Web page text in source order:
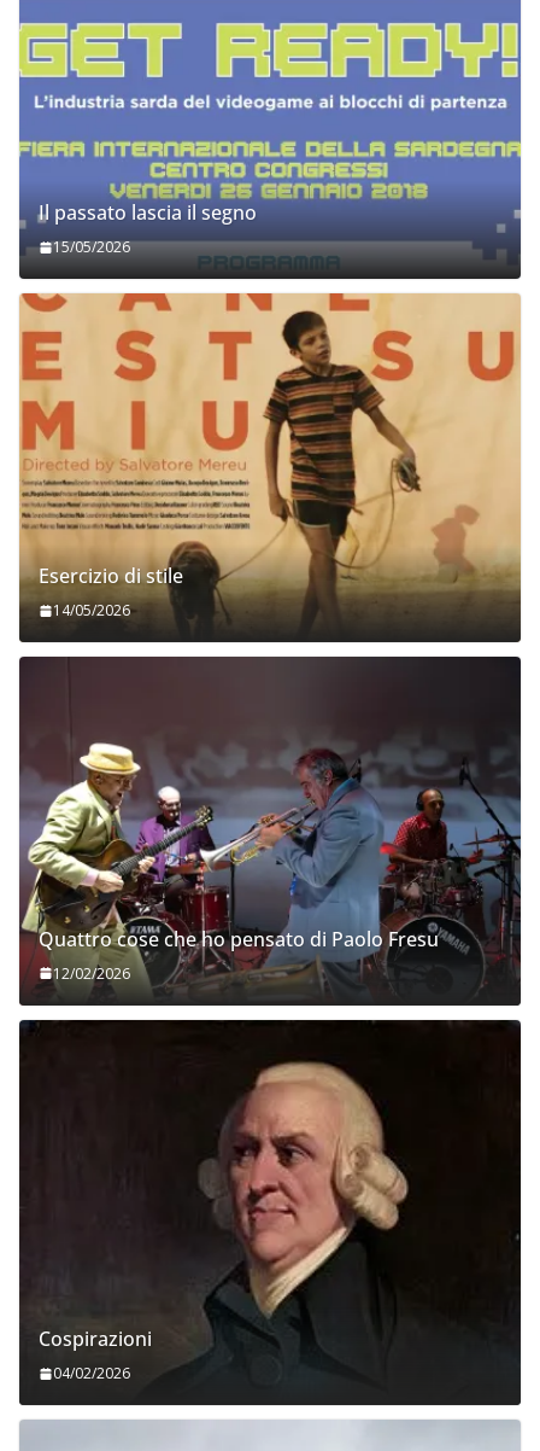
Il passato lascia il segno
15/05/2026
Esercizio di stile
14/05/2026
Quattro cose che ho pensato di Paolo Fresu
12/02/2026
Cospirazioni
04/02/2026